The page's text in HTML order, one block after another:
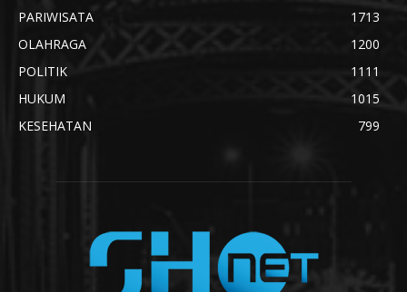
PARIWISATA
1713
OLAHRAGA
1200
POLITIK
1111
HUKUM
1015
KESEHATAN
799